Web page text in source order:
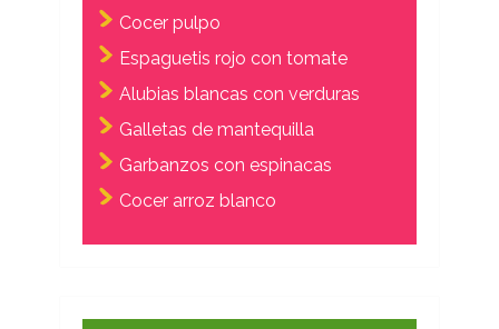
Cocer pulpo
Espaguetis rojo con tomate
Alubias blancas con verduras
Galletas de mantequilla
Garbanzos con espinacas
Cocer arroz blanco